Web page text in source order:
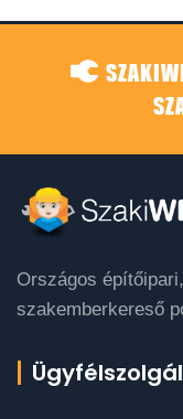
Országos
szakemberkereső